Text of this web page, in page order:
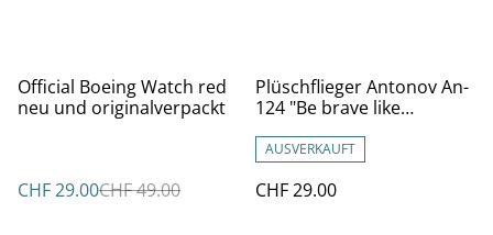
%
Official Boeing Watch red
neu und originalverpackt
CHF 29.00CHF 49.00
Plüschflieger Antonov An-
124 "Be brave like
AUSVERKAUFT
CHF 29.00